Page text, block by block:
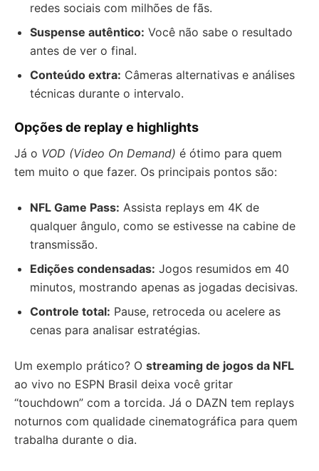
redes sociais com milhões de fãs.
Suspense autêntico: Você não sabe o resultado
antes de ver o final.
Conteúdo extra: Câmeras alternativas e análises
técnicas durante o intervalo.
Opções de replay e highlights
Já o VOD (Video On Demand) é ótimo para quem
tem muito o que fazer. Os principais pontos são:
NFL Game Pass: Assista replays em 4K de
qualquer ângulo, como se estivesse na cabine de
transmissão.
Edições condensadas: Jogos resumidos em 40
minutos, mostrando apenas as jogadas decisivas.
Controle total: Pause, retroceda ou acelere as
cenas para analisar estratégias.
Um exemplo prático? O streaming de jogos da NFL
ao vivo no ESPN Brasil deixa você gritar
“touchdown” com a torcida. Já o DAZN tem replays
noturnos com qualidade cinematográfica para quem
trabalha durante o dia.